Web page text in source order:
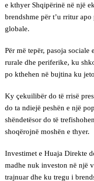
e kthyer Shqipërinë në një
brendshme për t’u rritur
globale.
Për më tepër, pasoja sociale
rurale dhe periferike, ku
po kthehen në bujtina ku
Ky çekuilibër do të rrisë
do ta ndiejë peshën e një
shëndetësor do të
shoqërojnë moshën e thyer.
Investimet e Huaja Direkte
madhe nuk investon në një
trajnuar dhe ku tregu i